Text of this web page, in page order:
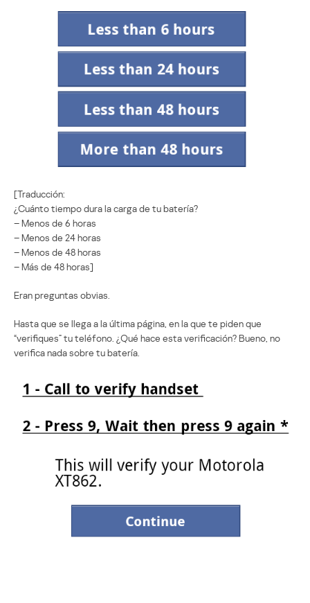
[Traducción:
¿Cuánto tiempo dura la carga de tu batería?
– Menos de 6 horas
– Menos de 24 horas
– Menos de 48 horas
– Más de 48 horas]
Eran preguntas obvias.
Hasta que se llega a la última página, en la que te piden que
“verifiques” tu teléfono. ¿Qué hace esta verificación? Bueno, no
verifica nada sobre tu batería.